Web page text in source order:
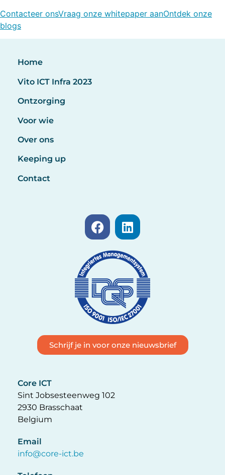
Contacteer onsVraag onze whitepaper aanOntdek onze
blogs
Home
Vito ICT Infra 2023
Ontzorging
Voor wie
Over ons
Keeping up
Contact
Schrijf je in voor onze nieuwsbrief
Core ICT
Sint Jobsesteenweg 102
2930 Brasschaat
Belgium
Email
info@core-ict.be